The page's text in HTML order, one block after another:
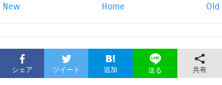
New Old
Home
シェア ツイート 追加 送る 共有